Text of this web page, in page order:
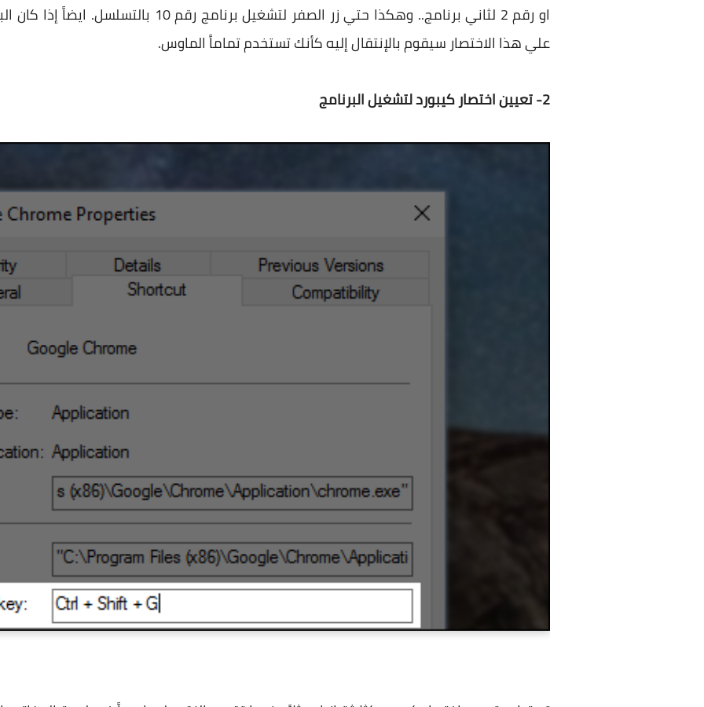
او رقم 2 لثاني برنامج.. وهكذا حتي زر الصفر
علي هذا الاختصار سيقوم بالإنتقال إليه كأنك تستخدم تماماً الماوس.
2- تعيين اختصار كيبورد لتشغيل البرنامج